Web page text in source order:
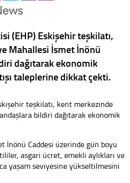
(EHP) Eskişehir teşkilatı,
Mahallesi İsmet İnönü
dağıtarak ekonomik
taleplerine dikkat çekti.
teşkilatı, kent merkezinde
bildiri dağıtarak ekonomik
İnönü Caddesi üzerinde gün boyu
asgari ücret, emekli aylıkları ve
yaşam seviyesine yükseltilmesini